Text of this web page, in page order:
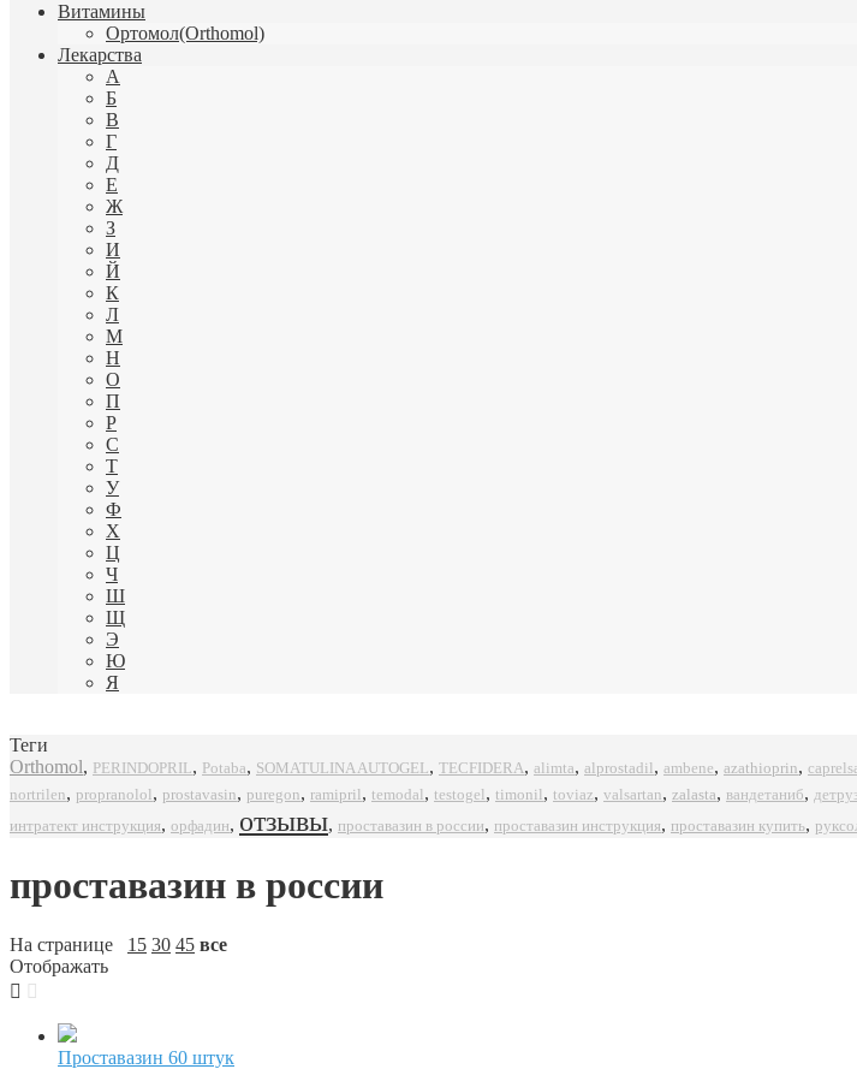
Витамины
Ортомол(Orthomol)
Лекарства
А
Б
В
Г
Д
Е
Ж
З
И
Й
К
Л
М
Н
О
П
Р
С
Т
У
Ф
Х
Ц
Ч
Ш
Щ
Э
Ю
Я
Теги
Orthomol, PERINDOPRIL, Potaba, SOMATULINA AUTOGEL, TECFIDERA, alimta, alprostadil, ambene, azathioprin,
nortrilen, propranolol, prostavasin, puregon, ramipril, temodal , testogel , timonil, toviaz, valsartan, zalasta, вандетаниб,
интратект инструкция, орфадин, отзывы, проставазин в россии, проставазин инструкция, проставазин купить,
проставазин в россии
На странице 15 30 45 все
Отображать
Проставазин 60 штук